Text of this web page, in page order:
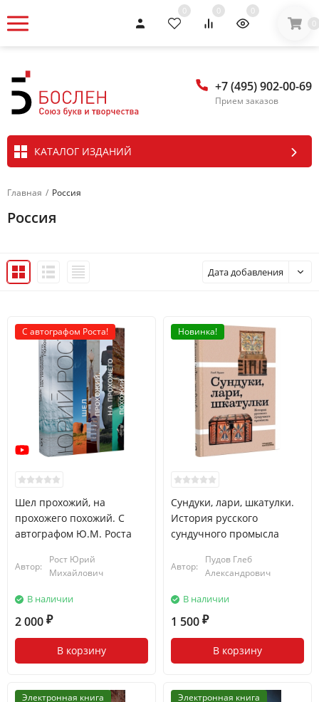
0 0
0
0
+7 (495) 902-00-69
Прием заказов
КАТАЛОГ ИЗДАНИЙ
Главная / Россия
Россия
Дата добавления
С автографом Роста!
Шел прохожий, на
прохожего похожий. С
автографом Ю.М. Роста
Автор:
Рост Юрий
Михайлович
В наличии
2 000 ₽
В корзину
Новинка!
Сундуки, лари, шкатулки.
История русского
сундучного промысла
Автор:
Пудов Глеб
Александрович
В наличии
1 500 ₽
В корзину
Электронная книга Электронная книга